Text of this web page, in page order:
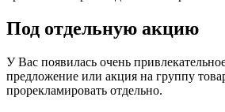
Под отдельную акцию
У Вас появилась очень
предложение или акция на группу
прорекламировать отдельно.